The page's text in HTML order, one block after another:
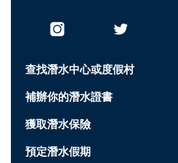
查找潛水中心或度假村
補辦你的潛水證書
獲取潛水保險
預定潛水假期